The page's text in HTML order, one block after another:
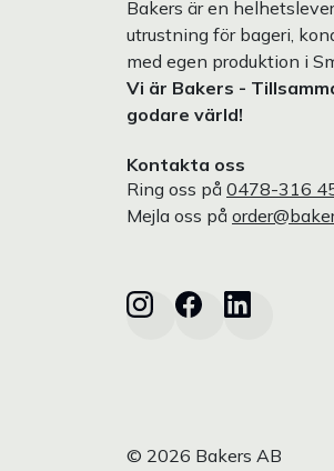
Bakers är en
utrustning för bageri,
med egen produktion i
Vi är Bakers -
godare värld!
Kontakta oss
Ring oss på 0478-316
Mejla oss på
© 2026 Bakers AB